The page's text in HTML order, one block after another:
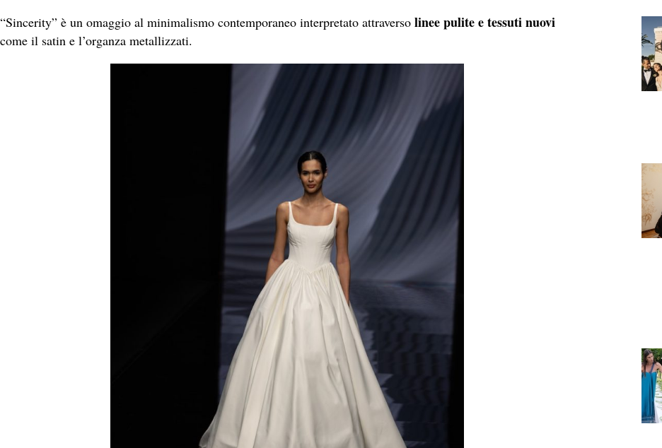
“Sincerity” è un omaggio al minimalismo contemporaneo interpretato attraverso linee pulite e tessuti nuovi
come il satin e l’organza metallizzati.